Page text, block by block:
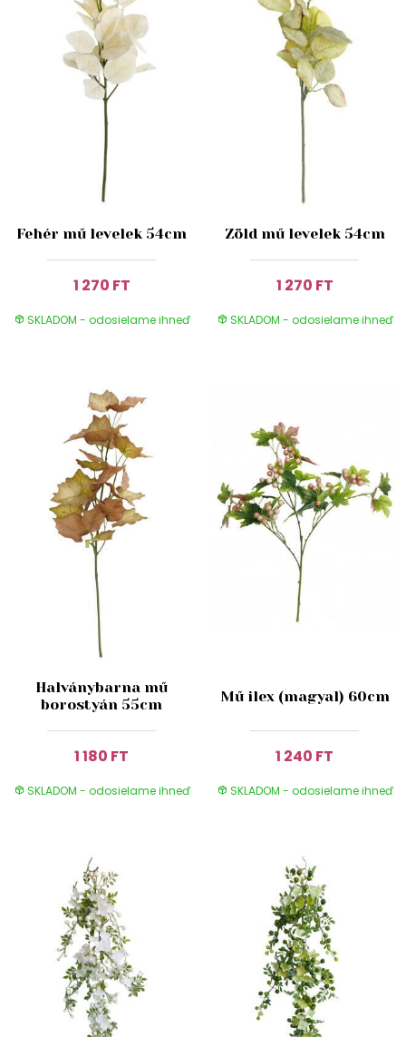
Fehér mű levelek 54cm
1 270 FT
SKLADOM - odosielame ihneď
Zöld mű levelek 54cm
1 270 FT
SKLADOM - odosielame ihneď
Halványbarna mű
borostyán 55cm
1 180 FT
SKLADOM - odosielame ihneď
Mű ilex (magyal) 60cm
1 240 FT
SKLADOM - odosielame ihneď